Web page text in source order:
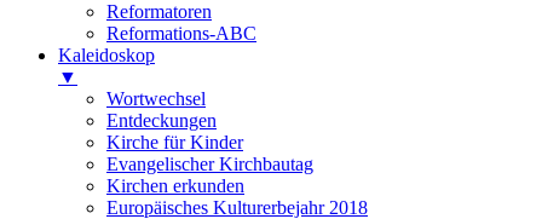
Reformatoren
Reformations-ABC
Kaleidoskop
▼
Wortwechsel
Entdeckungen
Kirche für Kinder
Evangelischer Kirchbautag
Kirchen erkunden
Europäisches Kulturerbejahr 2018